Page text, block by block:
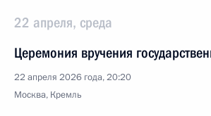
22 апреля, среда
Церемония вручения
22 апреля 2026 года, 20:20
Москва, Кремль